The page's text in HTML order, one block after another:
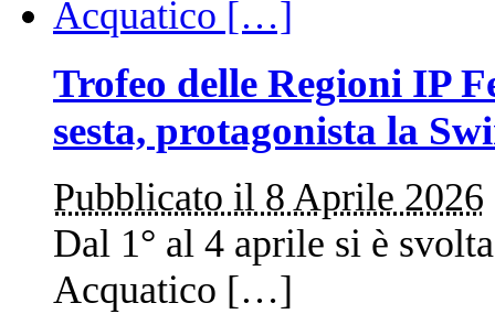
Trofeo delle Regioni IP
sesta, protagonista la
Pubblicato il 8 Aprile 2026
Dal 1° al 4 aprile si è
Acquatico […]